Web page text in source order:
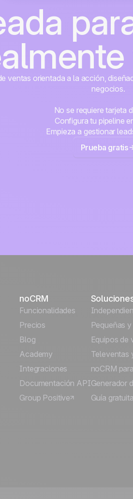
ventas orientada a la acción,
negocios.
No se requiere tarjeta
Configura tu pipeline
Empieza a gestionar
Prueba gratis
noCRM
Funcionalidades
Precios
Blog
Academy
Integraciones
Documentación API
Group Positive
Pequeñas
Equipos de
Televentas
noCRM
Generador
Guía